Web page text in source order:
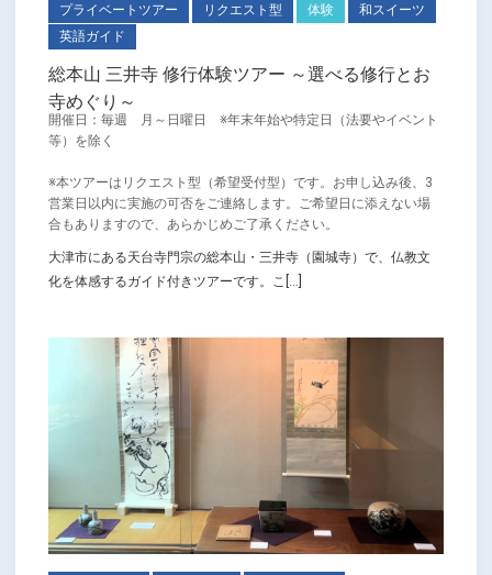
プライベートツアー リクエスト型 体験
和スイーツ
英語ガイド
総本山 三井寺 修行体験ツアー ～選べる修行とお
寺めぐり～
開催日：毎週 月～日曜日 ※年末年始や特定日（法要やイベント
等）を除く
※本ツアーはリクエスト型（希望受付型）です。お申し込み後、3
営業日以内に実施の可否をご連絡します。ご希望日に添えない場
合もありますので、あらかじめご了承ください。
大津市にある天台寺門宗の総本山・三井寺（園城寺）で、仏教文
化を体感するガイド付きツアーです。こ[...]